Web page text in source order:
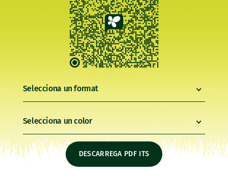
Selecciona un format
Selecciona un color
DESCARREGA PDF ITS